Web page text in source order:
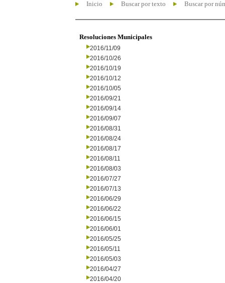
Inicio Buscar por texto Buscar por
Resoluciones Municipales
2016/11/09
2016/10/26
2016/10/19
2016/10/12
2016/10/05
2016/09/21
2016/09/14
2016/09/07
2016/08/31
2016/08/24
2016/08/17
2016/08/11
2016/08/03
2016/07/27
2016/07/13
2016/06/29
2016/06/22
2016/06/15
2016/06/01
2016/05/25
2016/05/11
2016/05/03
2016/04/27
2016/04/20